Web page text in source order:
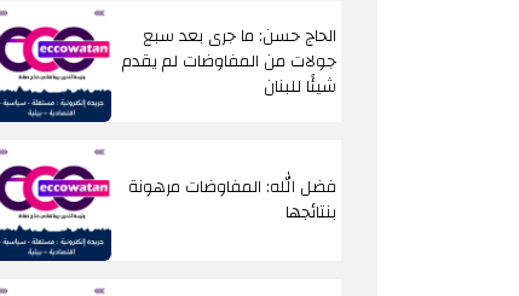
الحاج حسن: ما جرى بعد سبع
جولات من المفاوضات لم يقدم
شيئًا للبنان
فضل الله: المفاوضات مرهونة
بنتائجها